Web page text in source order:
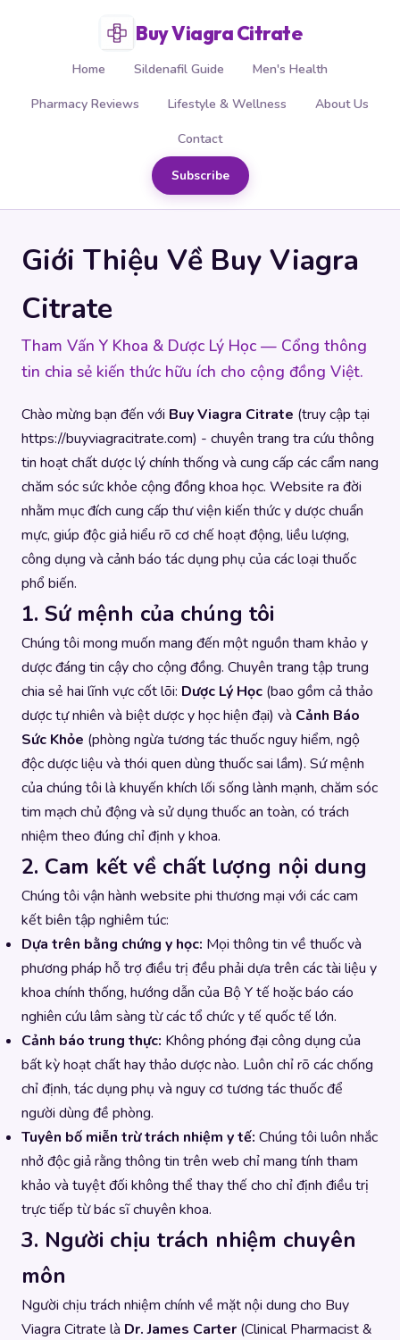
Buy Viagra Citrate
Home Sildenafil Guide Men's Health
Pharmacy Reviews Lifestyle & Wellness About Us
Contact
Subscribe
Giới Thiệu Về Buy Viagra
Citrate
Tham Vấn Y Khoa & Dược Lý Học — Cổng thông
tin chia sẻ kiến thức hữu ích cho cộng đồng Việt.
Chào mừng bạn đến với Buy Viagra Citrate (truy cập tại
https://buyviagracitrate.com) - chuyên trang tra cứu thông
tin hoạt chất dược lý chính thống và cung cấp các cẩm nang
chăm sóc sức khỏe cộng đồng khoa học. Website ra đời
nhằm mục đích cung cấp thư viện kiến thức y dược chuẩn
mực, giúp độc giả hiểu rõ cơ chế hoạt động, liều lượng,
công dụng và cảnh báo tác dụng phụ của các loại thuốc
phổ biến.
1. Sứ mệnh của chúng tôi
Chúng tôi mong muốn mang đến một nguồn tham khảo y
dược đáng tin cậy cho cộng đồng. Chuyên trang tập trung
chia sẻ hai lĩnh vực cốt lõi: Dược Lý Học (bao gồm cả thảo
dược tự nhiên và biệt dược y học hiện đại) và Cảnh Báo
Sức Khỏe (phòng ngừa tương tác thuốc nguy hiểm, ngộ
độc dược liệu và thói quen dùng thuốc sai lầm). Sứ mệnh
của chúng tôi là khuyến khích lối sống lành mạnh, chăm sóc
tim mạch chủ động và sử dụng thuốc an toàn, có trách
nhiệm theo đúng chỉ định y khoa.
2. Cam kết về chất lượng nội dung
Chúng tôi vận hành website phi thương mại với các cam
kết biên tập nghiêm túc:
Dựa trên bằng chứng y học: Mọi thông tin về thuốc và
phương pháp hỗ trợ điều trị đều phải dựa trên các tài liệu y
khoa chính thống, hướng dẫn của Bộ Y tế hoặc báo cáo
nghiên cứu lâm sàng từ các tổ chức y tế quốc tế lớn.
Cảnh báo trung thực: Không phóng đại công dụng của
bất kỳ hoạt chất hay thảo dược nào. Luôn chỉ rõ các chống
chỉ định, tác dụng phụ và nguy cơ tương tác thuốc để
người dùng đề phòng.
Tuyên bố miễn trừ trách nhiệm y tế: Chúng tôi luôn nhắc
nhở độc giả rằng thông tin trên web chỉ mang tính tham
khảo và tuyệt đối không thể thay thế cho chỉ định điều trị
trực tiếp từ bác sĩ chuyên khoa.
3. Người chịu trách nhiệm chuyên
môn
Người chịu trách nhiệm chính về mặt nội dung cho Buy
Viagra Citrate là Dr. James Carter (Clinical Pharmacist &